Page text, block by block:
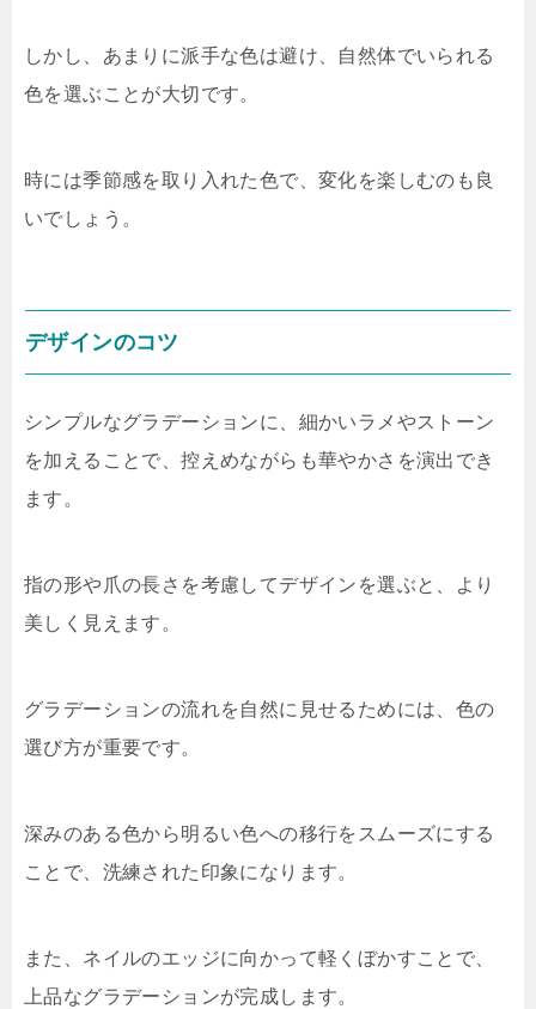
しかし、あまりに派手な色は避け、自然体でいられる
色を選ぶことが大切です。
時には季節感を取り入れた色で、変化を楽しむのも良
いでしょう。
デザインのコツ
シンプルなグラデーションに、細かいラメやストーン
を加えることで、控えめながらも華やかさを演出でき
ます。
指の形や爪の長さを考慮してデザインを選ぶと、より
美しく見えます。
グラデーションの流れを自然に見せるためには、色の
選び方が重要です。
深みのある色から明るい色への移行をスムーズにする
ことで、洗練された印象になります。
また、ネイルのエッジに向かって軽くぼかすことで、
上品なグラデーションが完成します。